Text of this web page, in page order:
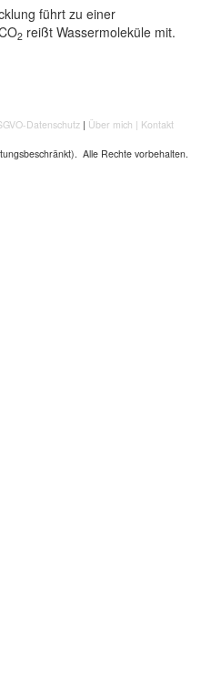
führt zu einer
2 reißt Wassermoleküle mit.
Datenschutz| Über mich | Kontakt
Alle Rechte vorbehalten.